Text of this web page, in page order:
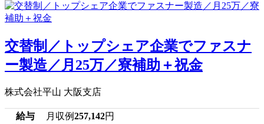
交替制／トップシェア企業でファスナ
ー製造／月25万／寮補助＋祝金
株式会社平山 大阪支店
給与 月収例257,142円